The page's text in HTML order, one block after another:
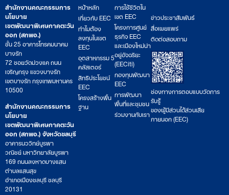
สำนักงานคณะกรรมการ
นโยบาย
เขตพัฒนาพิเศษภาคตะวัน
ออก (สกพอ.)
ชั้น 25 อาคารโทรคมนาคม
บางรัก
72 ซอยวัดม่วงแค ถนน
เจริญกรุง แขวงบางรัก
เขตบางรัก กรุงเทพมหานคร
10500
สำนักงานคณะกรรมการ
นโยบาย
เขตพัฒนาพิเศษภาคตะวัน
ออก (สกพอ.) จังหวัดชลบุรี
อาคารนววิทย์บูรพา
วณิชย์ มหาวิทยาลัยบูรพา
169 ถนนลงหาดบางแสน
ตำบลแสนสุข
อำเภอเมืองชลบุรี ชลบุรี
20131
หน้าหลัก
เกี่ยวกับ EEC
ทำไมต้อง
ลงทุนในเขต
EEC
อุตสาหกรรม 5
คลัสเตอร์
สิทธิประโยชน์
EEC
โครงสร้างพื้น
ฐาน
การใช้ชีวิตใน
เขต EEC
โครงการศูนย์
ธุรกิจ EEC
และเมืองใหม่น่า
อยู่อัจฉริยะ
(EECiti)
กองทุนพัฒนา
EEC
การพัฒนา
พื้นที่และชุมชน
ร่วมงานกับเรา
ข่าวประชาสัมพันธ์
สื่อเผยแพร่
ติดต่อสอบถาม
ช่องทางการตอบแบบวัดการ
รับรู้
ของผู้มีส่วนได้ส่วนเสีย
ภายนอก (EEC)